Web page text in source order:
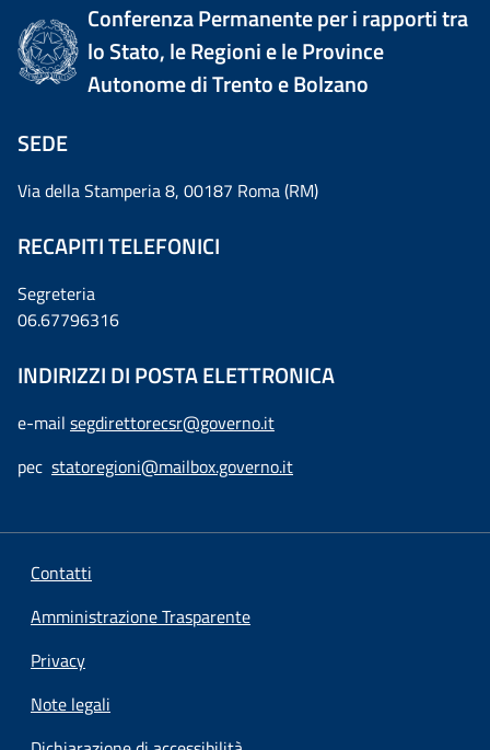
Conferenza Permanente per i rapporti tra
lo Stato, le Regioni e le Province
Autonome di Trento e Bolzano
SEDE
Via della Stamperia 8, 00187 Roma (RM)
RECAPITI TELEFONICI
Segreteria
06.67796316
INDIRIZZI DI POSTA ELETTRONICA
e-mail segdirettorecsr@governo.it
pec statoregioni@mailbox.governo.it
Contatti
Amministrazione Trasparente
Privacy
Note legali